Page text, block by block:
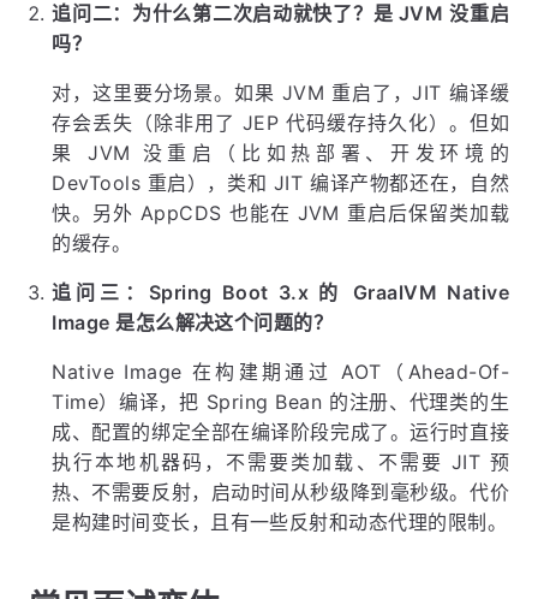
追问二：为什么第二次启动就快了？是 JVM 没重启
吗？
对，这里要分场景。如果 JVM 重启了，JIT 编译缓
存会丢失（除非用了 JEP 代码缓存持久化）。但如
果 JVM 没重启（比如热部署、开发环境的
DevTools 重启），类和 JIT 编译产物都还在，自然
快。另外 AppCDS 也能在 JVM 重启后保留类加载
的缓存。
追问三：Spring Boot 3.x 的 GraalVM Native
Image 是怎么解决这个问题的？
Native Image 在构建期通过 AOT（Ahead-Of-
Time）编译，把 Spring Bean 的注册、代理类的生
成、配置的绑定全部在编译阶段完成了。运行时直接
执行本地机器码，不需要类加载、不需要 JIT 预
热、不需要反射，启动时间从秒级降到毫秒级。代价
是构建时间变长，且有一些反射和动态代理的限制。